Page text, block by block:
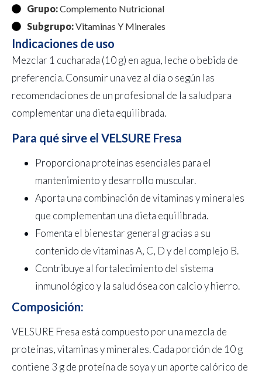
Grupo:Complemento Nutricional
Subgrupo:Vitaminas Y Minerales
Indicaciones de uso
Mezclar 1 cucharada (10 g) en agua, leche o bebida de
preferencia. Consumir una vez al día o según las
recomendaciones de un profesional de la salud para
complementar una dieta equilibrada.
Para qué sirve el VELSURE Fresa
Proporciona proteínas esenciales para el
mantenimiento y desarrollo muscular.
Aporta una combinación de vitaminas y minerales
que complementan una dieta equilibrada.
Fomenta el bienestar general gracias a su
contenido de vitaminas A, C, D y del complejo B.
Contribuye al fortalecimiento del sistema
inmunológico y la salud ósea con calcio y hierro.
Composición:
VELSURE Fresa está compuesto por una mezcla de
proteínas, vitaminas y minerales. Cada porción de 10 g
contiene 3 g de proteína de soya y un aporte calórico de